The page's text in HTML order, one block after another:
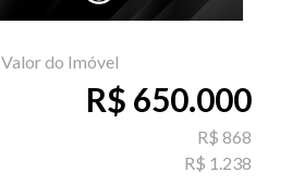
Valor do Imóvel
R$ 650.000
R$ 868
R$ 1.238